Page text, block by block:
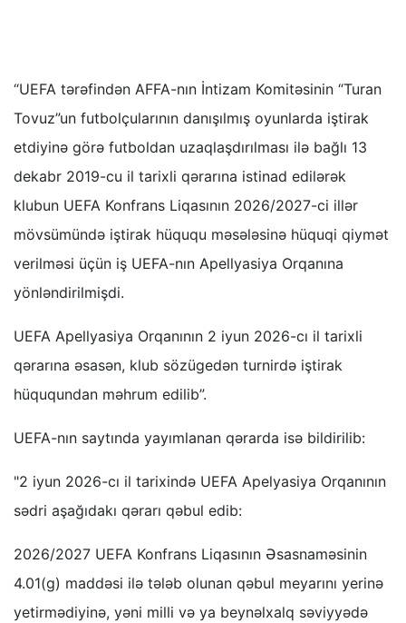
“UEFA tərəfindən AFFA-nın İntizam Komitəsinin “Turan
Tovuz”un futbolçularının danışılmış oyunlarda iştirak
etdiyinə görə futboldan uzaqlaşdırılması ilə bağlı 13
dekabr 2019-cu il tarixli qərarına istinad edilərək
klubun UEFA Konfrans Liqasının 2026/2027-ci illər
mövsümündə iştirak hüququ məsələsinə hüquqi qiymət
verilməsi üçün iş UEFA-nın Apellyasiya Orqanına
yönləndirilmişdi.
UEFA Apellyasiya Orqanının 2 iyun 2026-cı il tarixli
qərarına əsasən, klub sözügedən turnirdə iştirak
hüququndan məhrum edilib”.
UEFA-nın saytında yayımlanan qərarda isə bildirilib:
"2 iyun 2026-cı il tarixində UEFA Apelyasiya Orqanının
sədri aşağıdakı qərarı qəbul edib:
2026/2027 UEFA Konfrans Liqasının Əsasnaməsinin
4.01(g) maddəsi ilə tələb olunan qəbul meyarını yerinə
yetirmədiyinə, yəni milli və ya beynəlxalq səviyyədə